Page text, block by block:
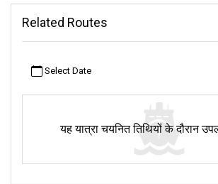
Related Routes
Select Date
यह यात्रा चयनित तिथियों के दौरान